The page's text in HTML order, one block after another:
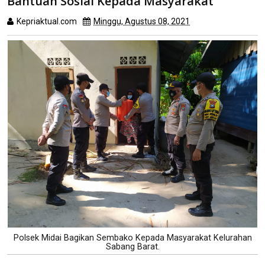
Kepriaktual.com Minggu, Agustus 08, 2021
Polsek Midai Bagikan Sembako Kepada Masyarakat Kelurahan
Sabang Barat.